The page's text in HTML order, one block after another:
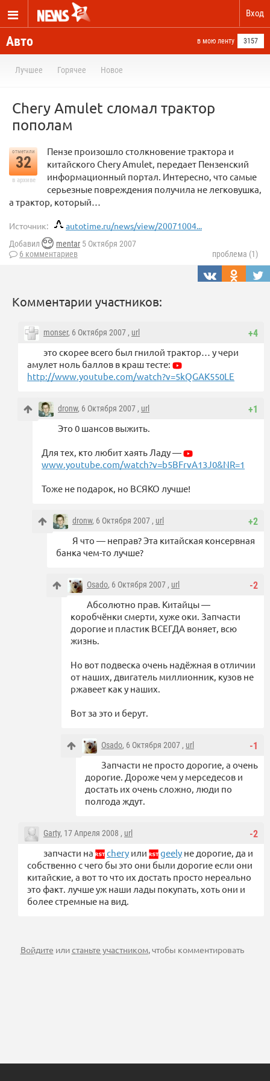
Вход
Авто в мою ленту 3157
Лучшее Горячее Новое
Chery Amulet сломал трактор
пополам
отметили
32
в архиве
Пензе произошло столкновение трактора и
китайского Chery Amulet, передает Пензенский
информационный портал. Интересно, что самые
серьезные повреждения получила не легковушка,
а трактор, который…
Источник: autotime.ru/news/view/20071004...
Добавил mentar 5 Октября 2007
6 комментариев
проблема (1)
Комментарии участников:
+4
monser, 6 Октября 2007 , url
это скорее всего был гнилой трактор… у чери
амулет ноль баллов в краш тесте:
http://www.youtube.com/watch?v=5kQGAK550LE
+1
dronw, 6 Октября 2007 , url
Это 0 шансов выжить.
Для тех, кто любит хаять Ладу —
www.youtube.com/watch?v=b5BFrvA13J0&NR=1
Тоже не подарок, но ВСЯКО лучше!
+2
dronw, 6 Октября 2007 , url
Я что — неправ? Эта китайская консервная
банка чем-то лучше?
-2
Osado, 6 Октября 2007 , url
Абсолютно прав. Китайцы —
коробчёнки смерти, хуже оки. Запчасти
дорогие и пластик ВСЕГДА воняет, всю
жизнь.
Но вот подвеска очень надёжная в отличии
от наших, двигатель миллионник, кузов не
ржавеет как у наших.
Вот за это и берут.
-1
Osado, 6 Октября 2007 , url
Запчасти не просто дорогие, а очень
дорогие. Дороже чем у мерседесов и
достать их очень сложно, люди по
полгода ждут.
-2
Garty, 17 Апреля 2008 , url
запчасти на chery или geely не дорогие, да и
собственно с чего бы это они были дорогие если они
китайские, а вот то что их достать просто нереально
это факт. лучше уж наши лады покупать, хоть они и
более стремные на вид.
Войдите илистаньте участником, чтобы комментировать